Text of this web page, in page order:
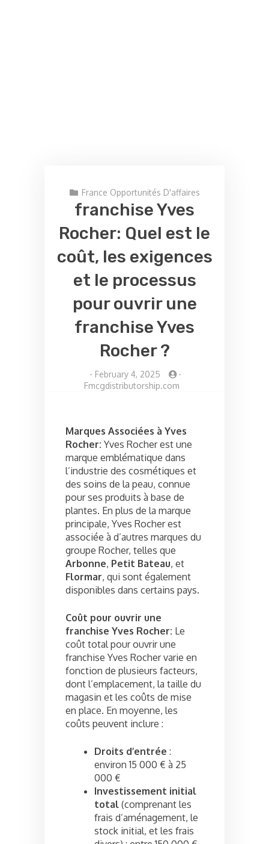
France Opportunités D'affaires
franchise Yves
Rocher: Quel est le
coût, les exigences
et le processus
pour ouvrir une
franchise Yves
Rocher ?
- February 4, 2025
-
Fmcgdistributorship.com
Marques Associées à Yves
Rocher: Yves Rocher est une
marque emblématique dans
l’industrie des cosmétiques et
des soins de la peau, connue
pour ses produits à base de
plantes. En plus de la marque
principale, Yves Rocher est
associée à d’autres marques du
groupe Rocher, telles que
Arbonne, Petit Bateau, et
Flormar, qui sont également
disponibles dans certains pays.
Coût pour ouvrir une
franchise Yves Rocher: Le
coût total pour ouvrir une
franchise Yves Rocher varie en
fonction de plusieurs facteurs,
dont l’emplacement, la taille du
magasin et les coûts de mise
en place. En moyenne, les
coûts peuvent inclure :
Droits d’entrée :
environ 15 000 € à 25
000 €
Investissement initial
total (comprenant les
frais d’aménagement, le
stock initial, et les frais